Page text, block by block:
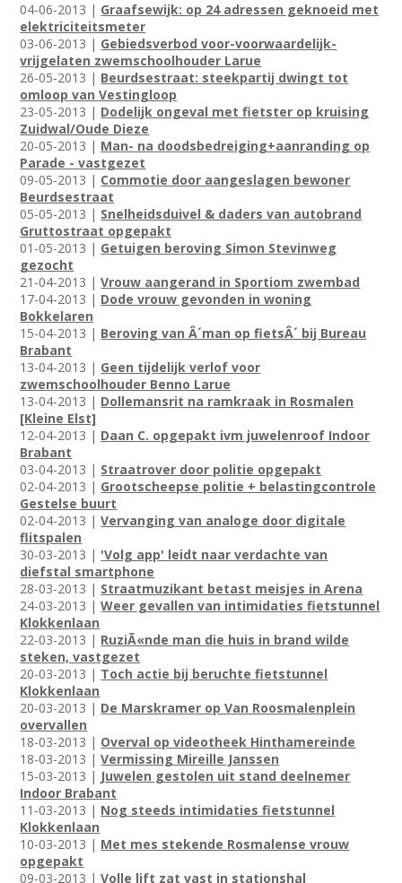
04-06-2013 | Graafsewijk: op 24 adressen geknoeid met
elektriciteitsmeter
03-06-2013 | Gebiedsverbod voor-voorwaardelijk-
vrijgelaten zwemschoolhouder Larue
26-05-2013 | Beurdsestraat: steekpartij dwingt tot
omloop van Vestingloop
23-05-2013 | Dodelijk ongeval met fietster op kruising
Zuidwal/Oude Dieze
20-05-2013 | Man- na doodsbedreiging+aanranding op
Parade - vastgezet
09-05-2013 | Commotie door aangeslagen bewoner
Beurdsestraat
05-05-2013 | Snelheidsduivel & daders van autobrand
Gruttostraat opgepakt
01-05-2013 | Getuigen beroving Simon Stevinweg
gezocht
21-04-2013 |Vrouw aangerand in Sportiom zwembad
17-04-2013 | Dode vrouw gevonden in woning
Bokkelaren
15-04-2013 | Beroving van Â´man op fietsÂ´ bij Bureau
Brabant
13-04-2013 | Geen tijdelijk verlof voor
zwemschoolhouder Benno Larue
13-04-2013 | Dollemansrit na ramkraak in Rosmalen
[Kleine Elst]
12-04-2013 | Daan C. opgepakt ivm juwelenroof Indoor
Brabant
03-04-2013 | Straatrover door politie opgepakt
02-04-2013 | Grootscheepse politie + belastingcontrole
Gestelse buurt
02-04-2013 |Vervanging van analoge door digitale
flitspalen
30-03-2013 | 'Volg app' leidt naar verdachte van
diefstal smartphone
28-03-2013 | Straatmuzikant betast meisjes in Arena
24-03-2013 |Weer gevallen van intimidaties fietstunnel
Klokkenlaan
22-03-2013 | RuziÃ«nde man die huis in brand wilde
steken, vastgezet
20-03-2013 | Toch actie bij beruchte fietstunnel
Klokkenlaan
20-03-2013 | De Marskramer op Van Roosmalenplein
overvallen
18-03-2013 | Overval op videotheek Hinthamereinde
18-03-2013 |Vermissing Mireille Janssen
15-03-2013 | Juwelen gestolen uit stand deelnemer
Indoor Brabant
11-03-2013 | Nog steeds intimidaties fietstunnel
Klokkenlaan
10-03-2013 | Met mes stekende Rosmalense vrouw
opgepakt
09-03-2013 |Volle lift zat vast in stationshal